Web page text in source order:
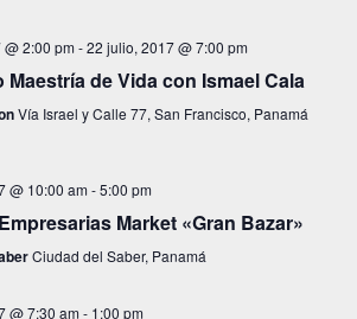
y
de
2:00 pm-22 julio, 2017 @ 7:00 pm
Maestría de Vida con Ismael Cala
Vía Israel y Calle 77, San Francisco, Panamá
@ 10:00 am-5:00 pm
Market «Gran Bazar»
Ciudad del Saber, Panamá
@ 7:30 am- 1:00 pm